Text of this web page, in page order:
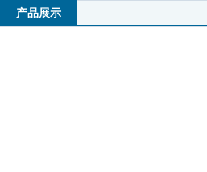
产品展示